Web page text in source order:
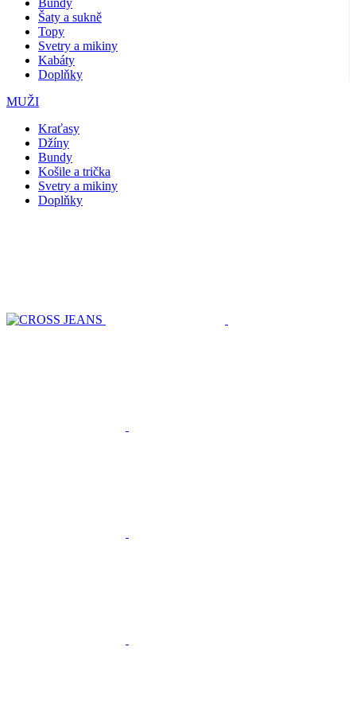
Bundy
Šaty a sukně
Topy
Svetry a mikiny
Kabáty
Doplňky
MUŽI
Kraťasy
Džíny
Bundy
Košile a trička
Svetry a mikiny
Doplňky